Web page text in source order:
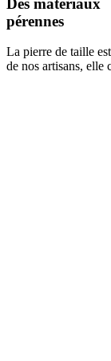
pérennes
La pierre de taille
de nos artisans, elle